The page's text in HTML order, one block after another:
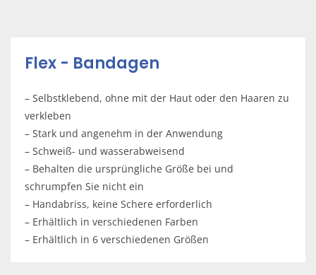
Flex - Bandagen
– Selbstklebend, ohne mit der Haut oder den Haaren zu
verkleben
– Stark und angenehm in der Anwendung
– Schweiß- und wasserabweisend
– Behalten die ursprüngliche Größe bei und
schrumpfen Sie nicht ein
– Handabriss, keine Schere erforderlich
– Erhältlich in verschiedenen Farben
– Erhältlich in 6 verschiedenen Größen